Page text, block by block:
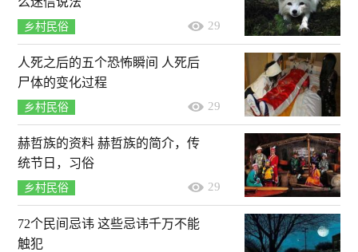
乡村民俗 29
人死之后的五个恐怖瞬间 人死后
尸体的变化过程
乡村民俗 29
赫哲族的资料 赫哲族的简介，传
统节日，习俗
乡村民俗 29
72个民间忌讳 这些忌讳千万不能
触犯